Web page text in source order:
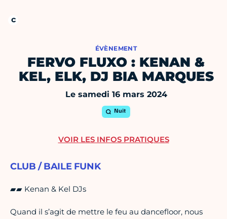
ÉVÈNEMENT
FERVO FLUXO : KENAN &
KEL, ELK, DJ BIA MARQUES
Le samedi 16 mars 2024
Nuit
CLUB / BAILE FUNK
▰▰ Kenan & Kel DJs
Quand il s’agit de mettre le feu au dancefloor, nous
VOIR LES INFOS PRATIQUES